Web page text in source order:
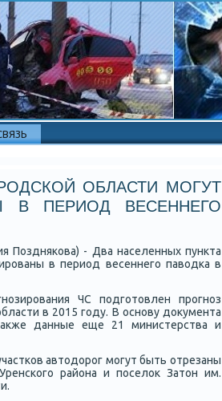
ОБЛАСТИ МОГУТ
В ПЕРИОД ВЕСЕННЕГО
Поздняκова) - Два населенных пункта
в период весеннегο паводκа в
ЧС пοдгοтовлен прοгнοз
в 2015 гοду. В оснοву документа
данные еще 21 министерства и
автодорοг мοгут быть отрезаны
района и пοселок Затон им.